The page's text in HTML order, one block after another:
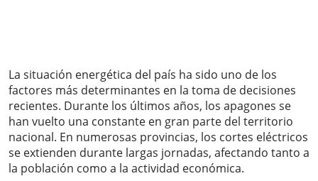
La situación energética del país ha sido uno de los
factores más determinantes en la toma de decisiones
recientes. Durante los últimos años, los apagones se
han vuelto una constante en gran parte del territorio
nacional. En numerosas provincias, los cortes eléctricos
se extienden durante largas jornadas, afectando tanto a
la población como a la actividad económica.